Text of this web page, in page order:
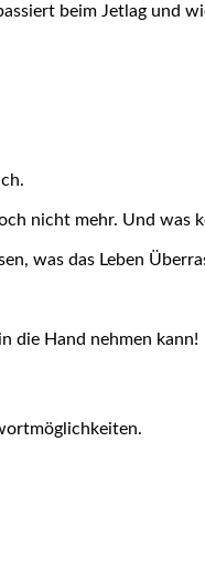
beim Jetlag und
nicht mehr. Und
was das Leben
die Hand nehmen kann!